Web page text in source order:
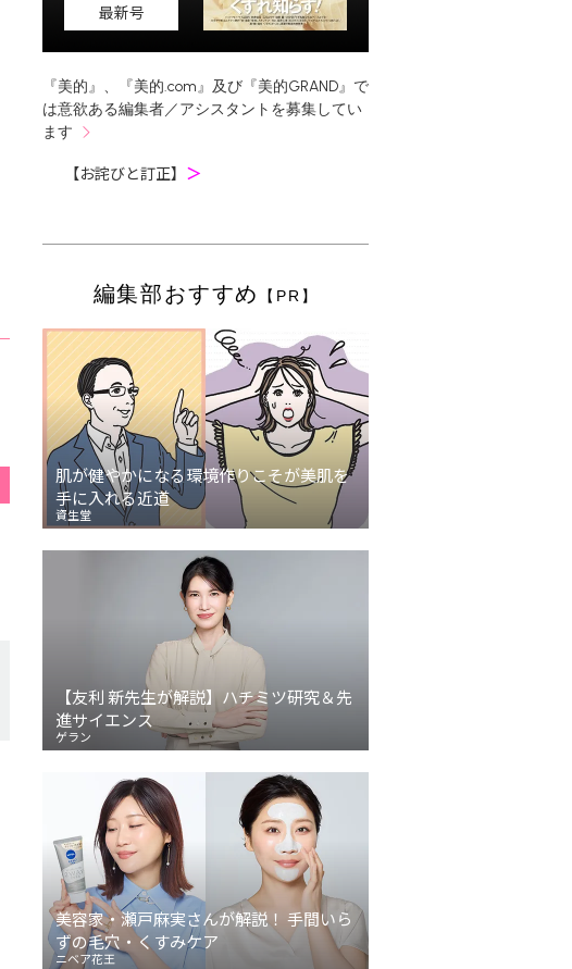
最新号
『美的』、『美的.com』及び『美的GRAND』で
は意欲ある編集者／アシスタントを募集してい
ます
【お詫びと訂正】 ＞
編集部おすすめ 【PR】
肌が健やかになる環境作りこそが美肌を
手に入れる近道
資生堂
【友利 新先生が解説】ハチミツ研究＆先
進サイエンス
ゲラン
美容家・瀬戸麻実さんが解説！ 手間いら
ずの毛穴・くすみケア
ニベア花王